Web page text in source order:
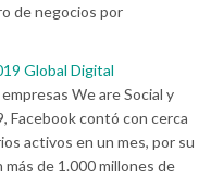
de negocios por
Global Digital
We are Social y
Facebook contó con cerca
activos en un mes, por su
de 1.000 millones de